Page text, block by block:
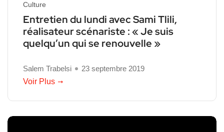
Culture
Entretien du lundi avec Sami Tlili,
réalisateur scénariste : « Je suis
quelqu’un qui se renouvelle »
Salem Trabelsi
23 septembre 2019
Voir Plus